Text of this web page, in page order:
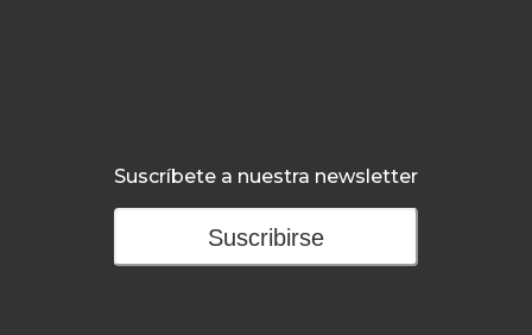
Suscríbete a nuestra newsletter
Suscribirse